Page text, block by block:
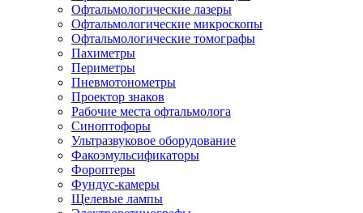
Офтальмологические лазеры
Офтальмологические микроскопы
Офтальмологические томографы
Пахиметры
Периметры
Пневмотонометры
Проектор знаков
Рабочие места офтальмолога
Синоптофоры
Ультразвуковое оборудование
Факоэмульсификаторы
Фороптеры
Фундус-камеры
Щелевые лампы